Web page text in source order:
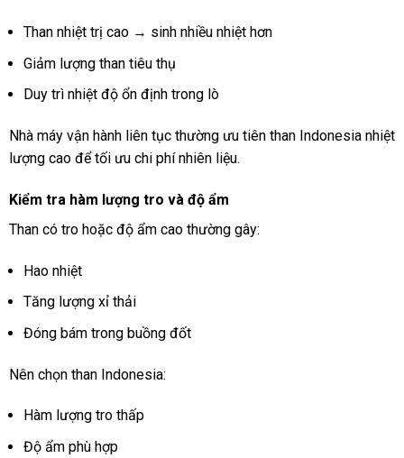
Than nhiệt trị cao → sinh nhiều nhiệt hơn
Giảm lượng than tiêu thụ
Duy trì nhiệt độ ổn định trong lò
Nhà máy vận hành liên tục thường ưu tiên than Indonesia nhiệt
lượng cao để tối ưu chi phí nhiên liệu.
Kiểm tra hàm lượng tro và độ ẩm
Than có tro hoặc độ ẩm cao thường gây:
Hao nhiệt
Tăng lượng xỉ thải
Đóng bám trong buồng đốt
Nên chọn than Indonesia:
Hàm lượng tro thấp
Độ ẩm phù hợp